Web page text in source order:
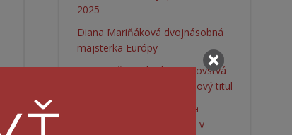
2025
Diana Mariňáková dvojnásobná
majsterka Európy
AWK Prešov vyhral majstrovstvá
Slovenska a získal 11. klubový titul
AWK Prešov dominoval na
Majstrovstvách Slovenska v